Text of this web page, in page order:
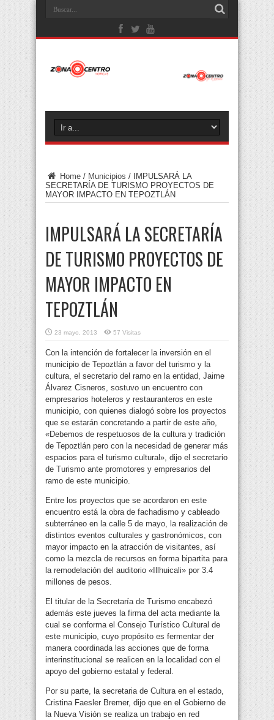
Home / Municipios /
IMPULSARÁ LA
SECRETARÍA DE TURISMO PROYECTOS DE
MAYOR IMPACTO EN TEPOZTLÁN
IMPULSARÁ LA SECRETARÍA
DE TURISMO PROYECTOS DE
MAYOR IMPACTO EN
TEPOZTLÁN
23 mayo, 2013 57 Visitas
Con la intención de fortalecer la inversión en el
municipio de Tepoztlán a favor del turismo y la
cultura, el secretario del ramo en la entidad, Jaime
Álvarez Cisneros, sostuvo un encuentro con
empresarios hoteleros y restauranteros en este
municipio, con quienes dialogó sobre los proyectos
que se estarán concretando a partir de este año,
«Debemos de respetuosos de la cultura y tradición
de Tepoztlán pero con la necesidad de generar más
espacios para el turismo cultural», dijo el secretario
de Turismo ante promotores y empresarios del
ramo de este municipio.
Entre los proyectos que se acordaron en este
encuentro está la obra de fachadismo y cableado
subterráneo en la calle 5 de mayo, la realización de
distintos eventos culturales y gastronómicos, con
mayor impacto en la atracción de visitantes, así
como la mezcla de recursos en forma bipartita para
la remodelación del auditorio «Illhuicali» por 3.4
millones de pesos.
El titular de la Secretaría de Turismo encabezó
además este jueves la firma del acta mediante la
cual se conforma el Consejo Turístico Cultural de
este municipio, cuyo propósito es fermentar der
manera coordinada las acciones que de forma
interinstitucional se realicen en la localidad con el
apoyo del gobierno estatal y federal.
Por su parte, la secretaria de Cultura en el estado,
Cristina Faesler Bremer, dijo que en el Gobierno de
la Nueva Visión se realiza un trabajo en red